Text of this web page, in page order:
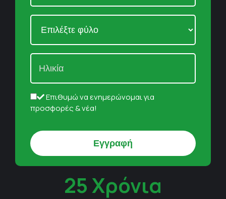
Επιθυμώ να ενημερώνομαι για
προσφορές & νέα!
25 Χρόνια